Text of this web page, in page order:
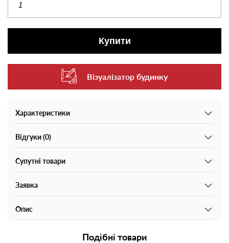
Купити
Візуалізатор будинку
Характеристики
Відгуки (0)
Супутні товари
Заявка
Опис
Подібні товари